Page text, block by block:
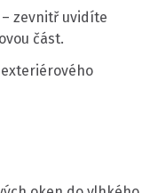
zevnitř uvidíte
část.